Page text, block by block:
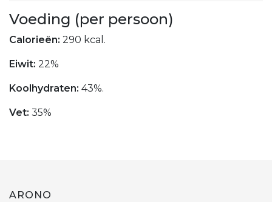
Voeding (per persoon)
Calorieën: 290 kcal.
Eiwit: 22%
Koolhydraten: 43%.
Vet: 35%
ARONO